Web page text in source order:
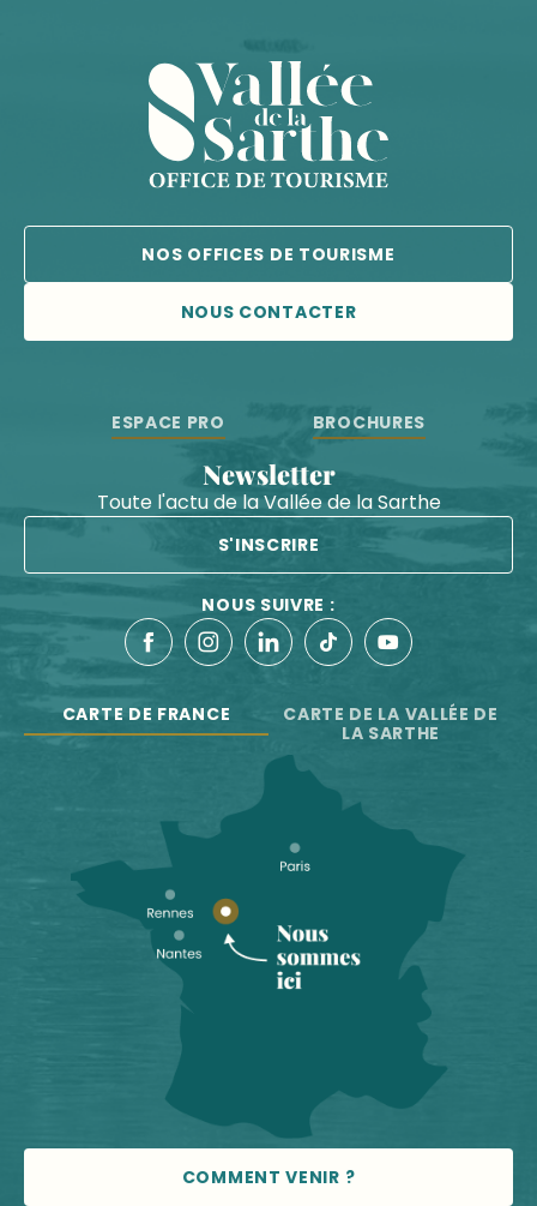
NOS OFFICES DE TOURISME
NOUS CONTACTER
ESPACE PRO BROCHURES
Newsletter
Toute l'actu de la Vallée de la Sarthe
S'INSCRIRE
NOUS SUIVRE :
CARTE DE FRANCE
CARTE DE LA VALLÉE DE
LA SARTHE
COMMENT VENIR ?